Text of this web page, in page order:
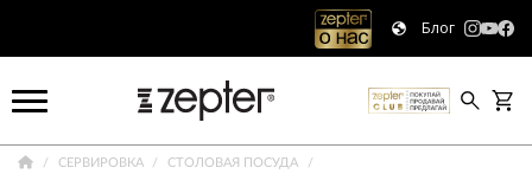
Блог
СЕРВИРОВКА
СТОЛОВАЯ ПОСУДА